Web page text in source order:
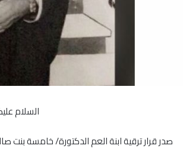
السلام
صدرقرارترقيةابنةالعمالدكتورة/خامسةبنت